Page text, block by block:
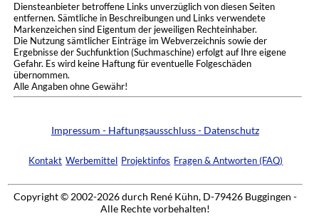
Diensteanbieter betroffene Links unverzüglich von diesen Seiten
entfernen. Sämtliche in Beschreibungen und Links verwendete
Markenzeichen sind Eigentum der jeweiligen Rechteinhaber.
Die Nutzung sämtlicher Einträge im Webverzeichnis sowie der
Ergebnisse der Suchfunktion (Suchmaschine) erfolgt auf Ihre eigene
Gefahr. Es wird keine Haftung für eventuelle Folgeschäden
übernommen.
Alle Angaben ohne Gewähr!
Impressum - Haftungsausschluss - Datenschutz
Kontakt Werbemittel Projektinfos Fragen & Antworten (FAQ)
Copyright © 2002-2026 durch René Kühn, D-79426 Buggingen -
Alle Rechte vorbehalten!